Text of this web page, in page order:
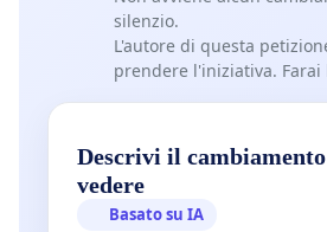
silenzio.
L'autore di questa
prendere l'iniziativa. Farai
Descrivi il
vedere
Basato su IA